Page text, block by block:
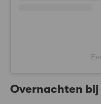
Overnachten